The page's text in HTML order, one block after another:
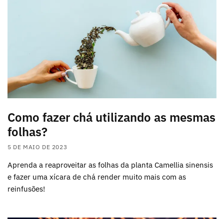
Como fazer chá utilizando as mesmas
folhas?
5 DE MAIO DE 2023
Aprenda a reaproveitar as folhas da planta Camellia sinensis
e fazer uma xícara de chá render muito mais com as
reinfusões!